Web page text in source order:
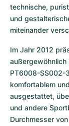
technische,
und
miteinander
Im Jahr 2012
außergewöhnlich
PT6008-SS002-
komfortablem
ausgestattet,
und andere
Durchmesser